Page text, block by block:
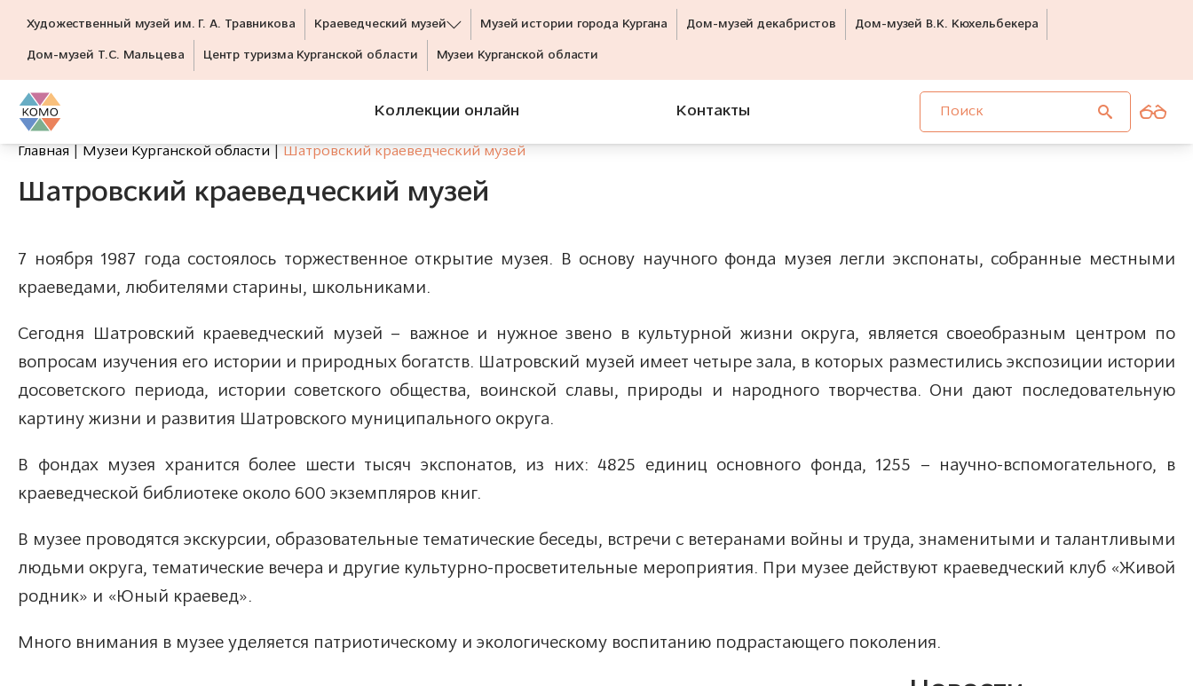
Художественный музей им. Г. А. Травникова Краеведческий музей Музей истории города Кургана Дом-музей декабристов Дом-музей В.К. Кюхельбекера
Дом-музей Т.С. Мальцева Центр туризма Курганской области Музеи Курганской области
Коллекции онлайн Контакты
Главная Музеи Курганской области Шатровский краеведческий музей
Шатровский краеведческий музей
7 ноября 1987 года состоялось торжественное открытие музея. В основу научного фонда музея легли экспонаты, собранные местными
краеведами, любителями старины, школьниками.
Сегодня Шатровский краеведческий музей – важное и нужное звено в культурной жизни округа, является своеобразным центром по
вопросам изучения его истории и природных богатств. Шатровский музей имеет четыре зала, в которых разместились экспозиции истории
досоветского периода, истории советского общества, воинской славы, природы и народного творчества. Они дают последовательную
картину жизни и развития Шатровского муниципального округа.
В фондах музея хранится более шести тысяч экспонатов, из них: 4825 единиц основного фонда, 1255 – научно-вспомогательного, в
краеведческой библиотеке около 600 экземпляров книг.
В музее проводятся экскурсии, образовательные тематические беседы, встречи с ветеранами войны и труда, знаменитыми и талантливыми
людьми округа, тематические вечера и другие культурно-просветительные мероприятия. При музее действуют краеведческий клуб «Живой
родник» и «Юный краевед».
Много внимания в музее уделяется патриотическому и экологическому воспитанию подрастающего поколения.